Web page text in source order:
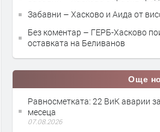
Забавни – Хасково и Аида от
Без коментар – ГЕРБ-Хасково
оставката на Беливанов
Още
Равносметката: 22 ВиК аварии
месеца
07.08.2026